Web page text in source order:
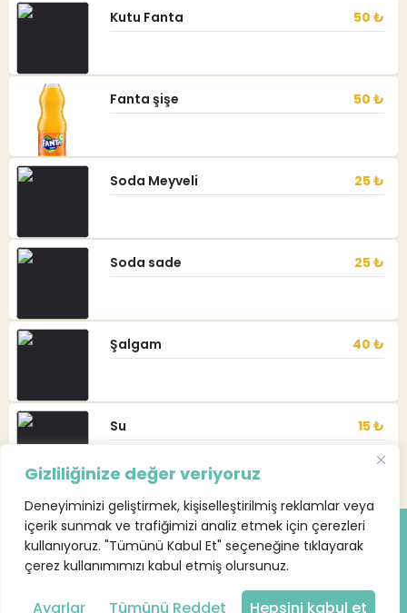
Gizliliğinize değer veriyoruz
Deneyiminizi geliştirmek, kişiselleştirilmiş reklamlar veya
içerik sunmak ve trafiğimizi analiz etmek için çerezleri
kullanıyoruz. "Tümünü Kabul Et" seçeneğine tıklayarak
çerez kullanımımızı kabul etmiş olursunuz.
Ayarlar Tümünü Reddet Hepsini kabul et
Kutu Fanta 50 ₺
Fanta şişe 50 ₺
Soda Meyveli 25 ₺
Soda sade 25 ₺
Şalgam 40 ₺
Su 15 ₺